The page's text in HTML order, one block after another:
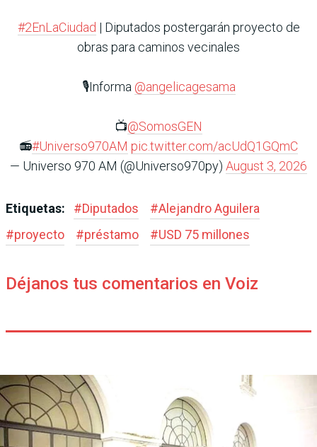
#2EnLaCiudad | Diputados postergarán proyecto de
obras para caminos vecinales
🎙️Informa @angelicagesama
📺@SomosGEN
📻#Universo970AM pic.twitter.com/acUdQ1GQmC
— Universo 970 AM (@Universo970py) August 3, 2026
Etiquetas: #Diputados #Alejandro Aguilera
#proyecto #préstamo #USD 75 millones
Déjanos tus comentarios en Voiz